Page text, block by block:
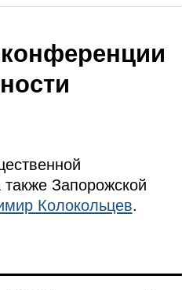
Запорожской
Колокольцев.